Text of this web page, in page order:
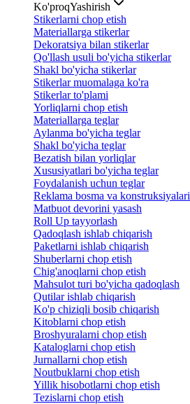
Ko'proqYashirish
Stikerlarni chop etish
Materiallarga stikerlar
Dekoratsiya bilan stikerlar
Qo'llash usuli bo'yicha stikerlar
Shakl bo'yicha stikerlar
Stikerlar muomalaga ko'ra
Stikerlar to'plami
Yorliqlarni chop etish
Materiallarga teglar
Aylanma bo'yicha teglar
Shakl bo'yicha teglar
Bezatish bilan yorliqlar
Xususiyatlari bo'yicha teglar
Foydalanish uchun teglar
Reklama bosma va konstruksiyalari
Matbuot devorini yasash
Roll Up tayyorlash
Qadoqlash ishlab chiqarish
Paketlarni ishlab chiqarish
Shuberlarni chop etish
Chig'anoqlarni chop etish
Mahsulot turi bo'yicha qadoqlash
Qutilar ishlab chiqarish
Ko'p chiziqli bosib chiqarish
Kitoblarni chop etish
Broshyuralarni chop etish
Kataloglarni chop etish
Jurnallarni chop etish
Noutbuklarni chop etish
Yillik hisobotlarni chop etish
Tezislarni chop etish